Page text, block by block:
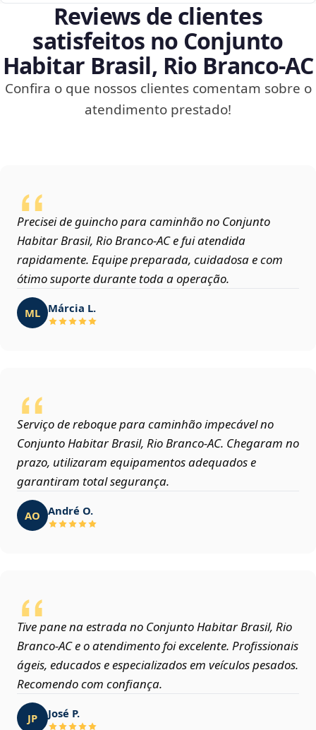
Reviews de clientes
satisfeitos no Conjunto
Habitar Brasil, Rio Branco‑AC
Confira o que nossos clientes comentam sobre o
atendimento prestado!
Precisei de guincho para caminhão no Conjunto
Habitar Brasil, Rio Branco‑AC e fui atendida
rapidamente. Equipe preparada, cuidadosa e com
ótimo suporte durante toda a operação.
ML Márcia L.
Serviço de reboque para caminhão impecável no
Conjunto Habitar Brasil, Rio Branco‑AC. Chegaram no
prazo, utilizaram equipamentos adequados e
garantiram total segurança.
AO André O.
Tive pane na estrada no Conjunto Habitar Brasil, Rio
Branco‑AC e o atendimento foi excelente. Profissionais
ágeis, educados e especializados em veículos pesados.
Recomendo com confiança.
JP José P.